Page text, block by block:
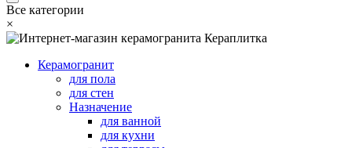
Все категории
×
Керамогранит
для пола
для стен
Назначение
для ванной
для кухни